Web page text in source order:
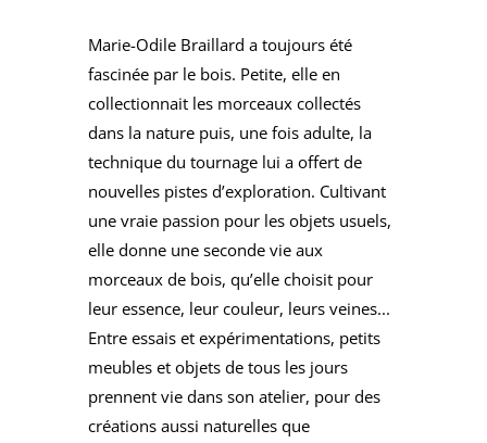
Marie-Odile Braillard a toujours été
fascinée par le bois. Petite, elle en
collectionnait les morceaux collectés
dans la nature puis, une fois adulte, la
technique du tournage lui a offert de
nouvelles pistes d’exploration. Cultivant
une vraie passion pour les objets usuels,
elle donne une seconde vie aux
morceaux de bois, qu’elle choisit pour
leur essence, leur couleur, leurs veines...
Entre essais et expérimentations, petits
meubles et objets de tous les jours
prennent vie dans son atelier, pour des
créations aussi naturelles que